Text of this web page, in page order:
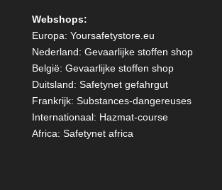
Webshops:
Europa: Yoursafetystore.eu
Nederland: Gevaarlijke stoffen shop
België: Gevaarlijke stoffen shop
Duitsland: Safetynet gefahrgut
Frankrijk: Substances-dangereuses
Internationaal: Hazmat-course
Africa: Safetynet africa